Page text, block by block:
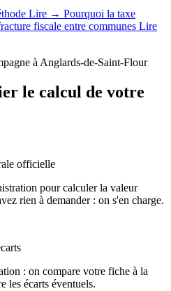
Lire → Pourquoi la taxe
fiscale entre communes Lire
à Anglards-de-Saint-Flour
le calcul de votre
officielle
pour calculer la valeur
rien à demander : on s'en charge.
: on compare votre fiche à la
les écarts éventuels.